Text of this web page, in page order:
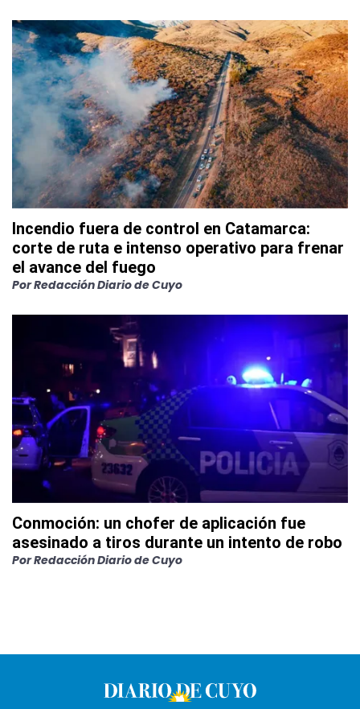
Incendio fuera de control en Catamarca:
corte de ruta e intenso operativo para frenar
el avance del fuego
PorRedacción Diario de Cuyo
Conmoción: un chofer de aplicación fue
asesinado a tiros durante un intento de robo
PorRedacción Diario de Cuyo